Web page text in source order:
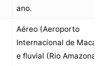
ano.
Aéreo (Aeroporto
Internacional de
e fluvial (Rio